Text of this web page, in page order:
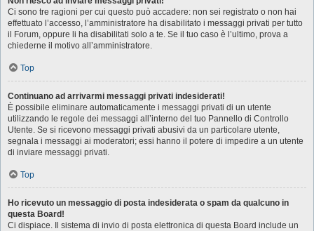
Ci sono tre ragioni per cui questo può accadere: non sei registrato o non hai
effettuato l’accesso, l’amministratore ha disabilitato i messaggi privati per tutto
il Forum, oppure li ha disabilitati solo a te. Se il tuo caso è l’ultimo, prova a
chiederne il motivo all’amministratore.
Top
Continuano ad arrivarmi messaggi privati indesiderati!
È possibile eliminare automaticamente i messaggi privati ​​di un utente
utilizzando le regole dei messaggi all’interno del tuo Pannello di Controllo
Utente. Se si ricevono messaggi privati ​​abusivi da un particolare utente,
segnala i messaggi ai moderatori; essi hanno il potere di impedire a un utente
di inviare messaggi privati​​.
Top
Ho ricevuto un messaggio di posta indesiderata o spam da qualcuno in
questa Board!
Ci dispiace. Il sistema di invio di posta elettronica di questa Board include un